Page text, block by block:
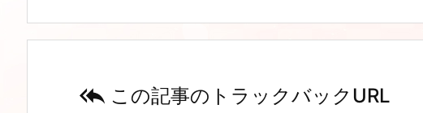
 この記事のトラックバックURL